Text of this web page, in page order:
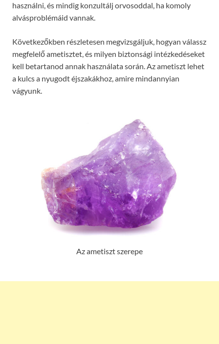
használni, és mindig konzultálj orvosoddal, ha komoly
alvásproblémáid vannak.
Következőkben részletesen megvizsgáljuk, hogyan válassz
megfelelő ametisztet, és milyen biztonsági intézkedéseket
kell betartanod annak használata során. Az ametiszt lehet
a kulcs a nyugodt éjszakákhoz, amire mindannyian
vágyunk.
Az ametiszt szerepe